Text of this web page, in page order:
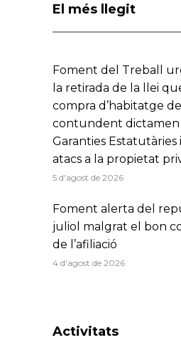
El més llegit
Foment del Treball
la retirada de la llei
compra d’habitatge
contundent dictamen
Garanties Estatutàries
atacs a la propietat
5 d'agost de 2026
Foment alerta del
juliol malgrat el bon
de l’afiliació
4 d'agost de 2026
Activitats